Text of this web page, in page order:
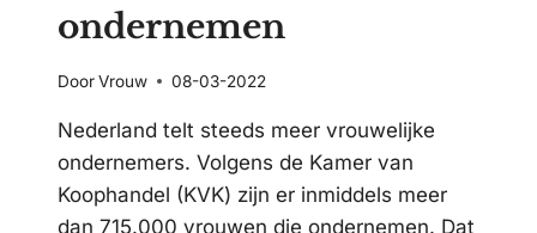
ondernemen
DoorVrouw 08-03-2022
Nederland telt steeds meer vrouwelijke
ondernemers. Volgens de Kamer van
Koophandel (KVK) zijn er inmiddels meer
dan 715.000 vrouwen die ondernemen. Dat